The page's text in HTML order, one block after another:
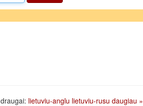
draugai: lietuviu-anglu lietuviu-rusu daugiau »